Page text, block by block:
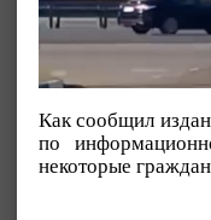
Как сообщил
по
некоторые